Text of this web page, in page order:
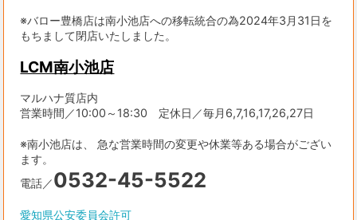
※バロー豊橋店は南小池店への移転統合の為2024年3月31日を
もちまして閉店いたしました。
LCM南小池店
マルハナ質店内
営業時間／10:00～18:30 定休日／毎月6,7,16,17,26,27日
※南小池店は、 急な営業時間の変更や休業等ある場合がござい
ます。
電話／0532-45-5522
愛知県公安委員会許可